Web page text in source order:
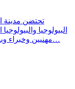
مهنيين وخبراء وباحثين في مجال البيولوجيا الطبية من مختلف…